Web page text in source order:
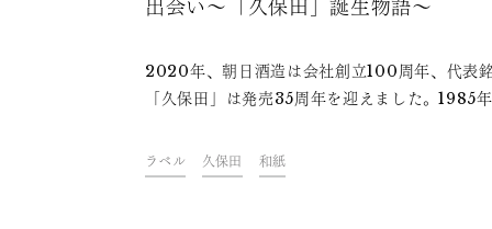
出会い～「久保田」誕生物語～
2020年、朝日酒造は会社創立100周年、代表
「久保田」は発売35周年を迎えました。1985
が用いられています。今回は「手すき和紙」とそ
に描かれた「久保田」の文字との、35年前の出
ラベル 久保田 和紙